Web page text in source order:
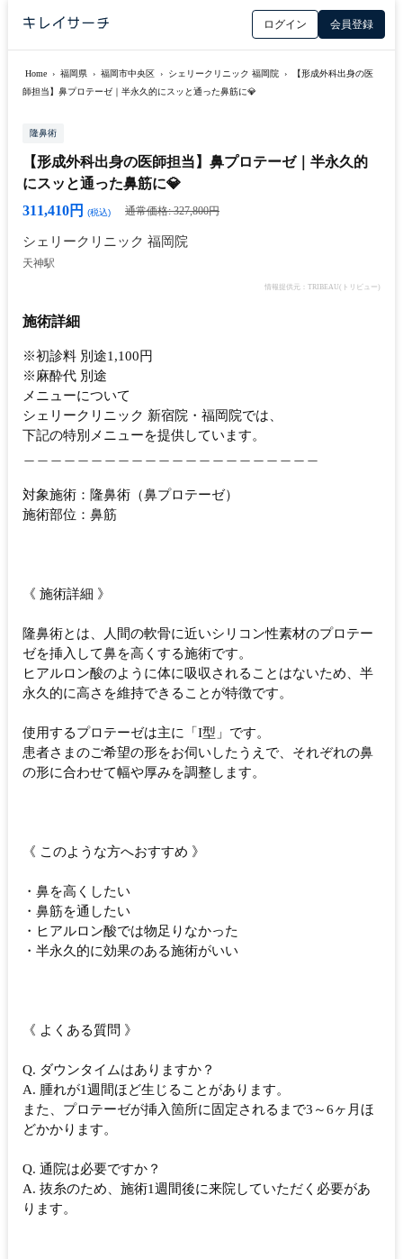
ログイン 会員登録
Home › 福岡県 › 福岡市中央区 › シェリークリニック 福岡院 ›
【形成外科出身の医
師担当】鼻プロテーゼ｜半永久的にスッと通った鼻筋に💎
隆鼻術
【形成外科出身の医師担当】鼻プロテーゼ｜半永久的
にスッと通った鼻筋に💎
311,410円
(税込) 通常価格: 327,800円
シェリークリニック 福岡院
天神駅
情報提供元：TRIBEAU(トリビュー)
施術詳細
※初診料 別途1,100円
※麻酔代 別途
メニューについて
シェリークリニック 新宿院・福岡院では、
下記の特別メニューを提供しています。
対象施術：隆鼻術（鼻プロテーゼ）
施術部位：鼻筋
《 施術詳細 》
隆鼻術とは、人間の軟骨に近いシリコン性素材のプロテー
ゼを挿入して鼻を高くする施術です。
ヒアルロン酸のように体に吸収されることはないため、半
永久的に高さを維持できることが特徴です。
使用するプロテーゼは主に「I型」です。
患者さまのご希望の形をお伺いしたうえで、それぞれの鼻
の形に合わせて幅や厚みを調整します。
《 このような方へおすすめ 》
・鼻を高くしたい
・鼻筋を通したい
・ヒアルロン酸では物足りなかった
・半永久的に効果のある施術がいい
《 よくある質問 》
Q. ダウンタイムはありますか？
A. 腫れが1週間ほど生じることがあります。
また、プロテーゼが挿入箇所に固定されるまで3～6ヶ月ほ
どかかります。
Q. 通院は必要ですか？
A. 抜糸のため、施術1週間後に来院していただく必要があ
ります。